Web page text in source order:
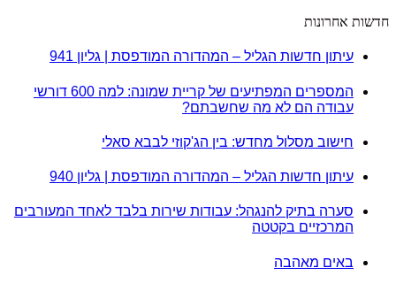
חדשות אחרונות
עיתון חדשות הגליל – המהדורה המודפסת | גליון 941
המספרים המפתיעים של קריית שמונה: למה 600 דורשי
עבודה הם לא מה שחשבתם?
חישוב מסלול מחדש: בין הג'קוזי לבבא סאלי
עיתון חדשות הגליל – המהדורה המודפסת | גליון 940
סערה בתיק להנגהל: עבודות שירות בלבד לאחד המעורבים
המרכזיים בקטטה
באים מאהבה